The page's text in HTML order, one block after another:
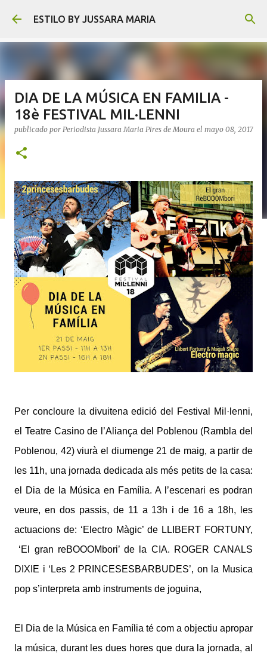
Ir al contenido principal
ESTILO BY JUSSARA MARIA
DIA DE LA MÚSICA EN FAMILIA -
18è FESTIVAL MIL·LENNI
publicado por Periodista Jussara Maria Pires de Moura el mayo 08, 2017
Per concloure la divuitena edició del Festival Mil·lenni,
el Teatre Casino de l’Aliança del Poblenou (Rambla del
Poblenou, 42) viurà el diumenge 21 de maig, a partir de
les 11h, una jornada dedicada als més petits de la casa:
el Dia de la Música en Família. A l’escenari es podran
veure, en dos passis, de 11 a 13h i de 16 a 18h, les
actuacions de: ‘Electro Màgic’ de LLIBERT FORTUNY,
‘El gran reBOOOMbori’ de la CIA. ROGER CANALS
DIXIE i ‘Les 2 PRINCESESBARBUDES’, on la Musica
pop s’interpreta amb instruments de joguina,
El Dia de la Música en Família té com a objectiu apropar
la música, durant les dues hores que dura la jornada, al